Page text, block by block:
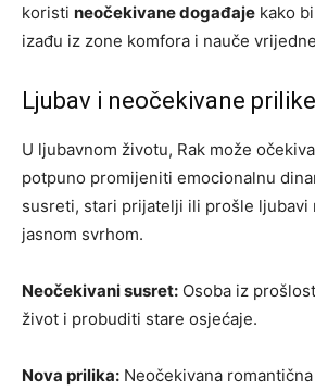
koristi neočekivane događaje kako
izađu iz zone komfora i nauče
Ljubav i neočekivane prilike
U ljubavnom životu, Rak može
potpuno promijeniti emocionalnu
susreti, stari prijatelji ili prošle ljubavi
jasnom svrhom.
Neočekivani susret: Osoba iz
život i probuditi stare osjećaje.
Nova prilika: Neočekivana